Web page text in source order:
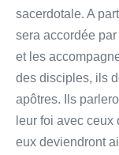
sacerdotale. A
sera accordée
et les
des disciples, ils
apôtres. Ils
leur foi avec ceux
eux deviendront